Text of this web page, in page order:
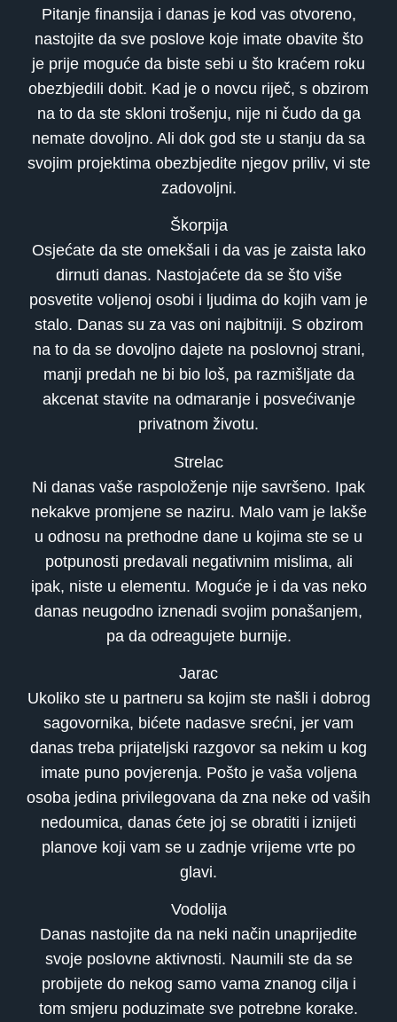
Pitanje finansija i danas je kod vas otvoreno,
nastojite da sve poslove koje imate obavite što
je prije moguće da biste sebi u što kraćem roku
obezbjedili dobit. Kad je o novcu riječ, s obzirom
na to da ste skloni trošenju, nije ni čudo da ga
nemate dovoljno. Ali dok god ste u stanju da sa
svojim projektima obezbjedite njegov priliv, vi ste
zadovoljni.
Škorpija
Osjećate da ste omekšali i da vas je zaista lako
dirnuti danas. Nastojaćete da se što više
posvetite voljenoj osobi i ljudima do kojih vam je
stalo. Danas su za vas oni najbitniji. S obzirom
na to da se dovoljno dajete na poslovnoj strani,
manji predah ne bi bio loš, pa razmišljate da
akcenat stavite na odmaranje i posvećivanje
privatnom životu.
Strelac
Ni danas vaše raspoloženje nije savršeno. Ipak
nekakve promjene se naziru. Malo vam je lakše
u odnosu na prethodne dane u kojima ste se u
potpunosti predavali negativnim mislima, ali
ipak, niste u elementu. Moguće je i da vas neko
danas neugodno iznenadi svojim ponašanjem,
pa da odreagujete burnije.
Jarac
Ukoliko ste u partneru sa kojim ste našli i dobrog
sagovornika, bićete nadasve srećni, jer vam
danas treba prijateljski razgovor sa nekim u kog
imate puno povjerenja. Pošto je vaša voljena
osoba jedina privilegovana da zna neke od vaših
nedoumica, danas ćete joj se obratiti i iznijeti
planove koji vam se u zadnje vrijeme vrte po
glavi.
Vodolija
Danas nastojite da na neki način unaprijedite
svoje poslovne aktivnosti. Naumili ste da se
probijete do nekog samo vama znanog cilja i
tom smjeru poduzimate sve potrebne korake.